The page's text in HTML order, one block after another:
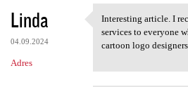
Linda
04.09.2024
Adres
Interesting
Interesting article. I
services to everyone
cartoon logo